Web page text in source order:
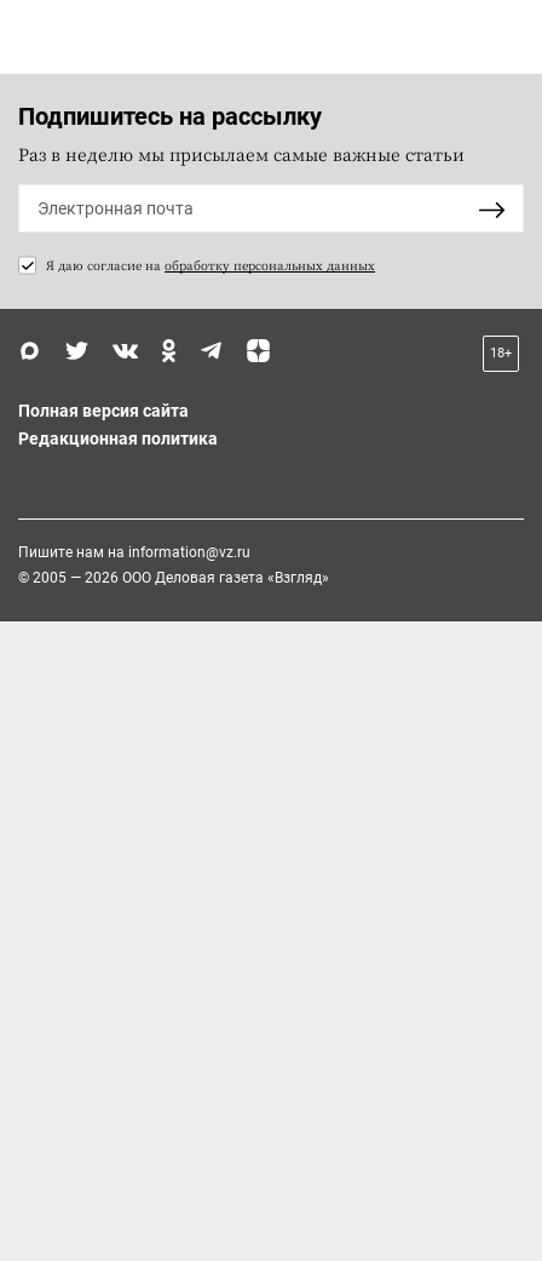
Подпишитесь на рассылку
Раз в неделю мы присылаем самые важные статьи
Я даю согласие на обработку персональных данных
18+
Полная версия сайта
Редакционная политика
Пишите нам на information@vz.ru
© 2005 — 2026 ООО Деловая газета «Взгляд»